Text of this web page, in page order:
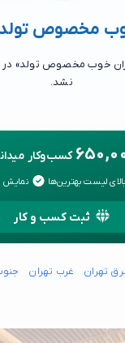
مخصوص
نشد.
کسب‌وکار
لیست بهترین‌ها نمایش
ثبت کسب و کار
تهران غرب تهران